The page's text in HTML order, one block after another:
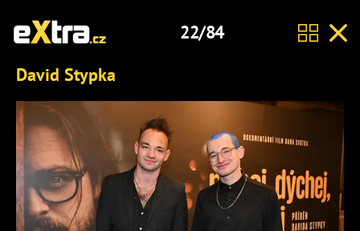
22/84
David Stypka